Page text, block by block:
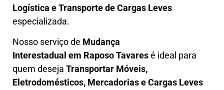
Logística e Transporte de Cargas Leves
especializada.
Nosso serviço de Mudança
Interestadual em Raposo Tavaresé ideal para
quem deseja Transportar Móveis,
Eletrodomésticos, Mercadorias e Cargas Leves